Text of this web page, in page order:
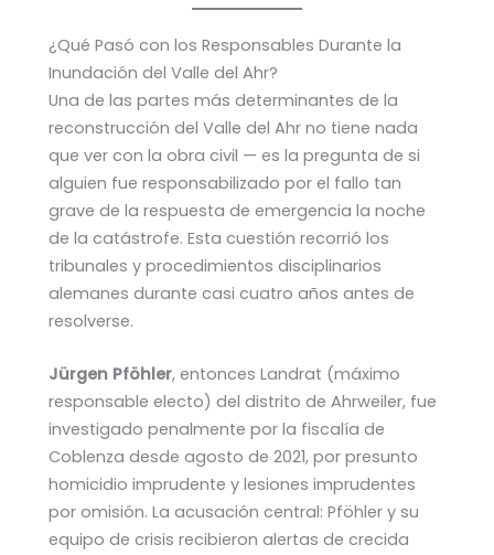
¿Qué Pasó con los Responsables Durante la
Inundación del Valle del Ahr?
Una de las partes más determinantes de la
reconstrucción del Valle del Ahr no tiene nada
que ver con la obra civil — es la pregunta de si
alguien fue responsabilizado por el fallo tan
grave de la respuesta de emergencia la noche
de la catástrofe. Esta cuestión recorrió los
tribunales y procedimientos disciplinarios
alemanes durante casi cuatro años antes de
resolverse.
Jürgen Pföhler, entonces Landrat (máximo
responsable electo) del distrito de Ahrweiler, fue
investigado penalmente por la fiscalía de
Coblenza desde agosto de 2021, por presunto
homicidio imprudente y lesiones imprudentes
por omisión. La acusación central: Pföhler y su
equipo de crisis recibieron alertas de crecida